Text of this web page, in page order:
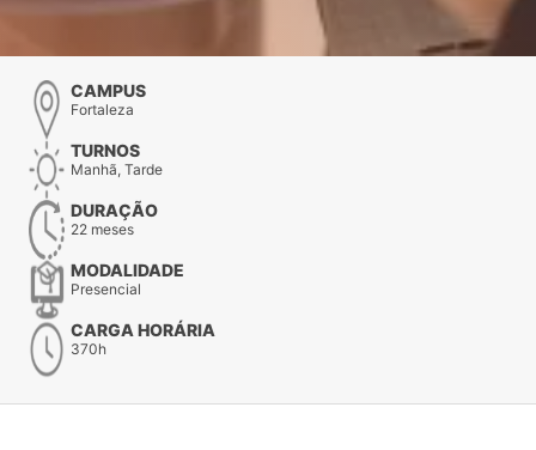
CAMPUS
Fortaleza
TURNOS
Manhã, Tarde
DURAÇÃO
22 meses
MODALIDADE
Presencial
CARGA HORÁRIA
370h